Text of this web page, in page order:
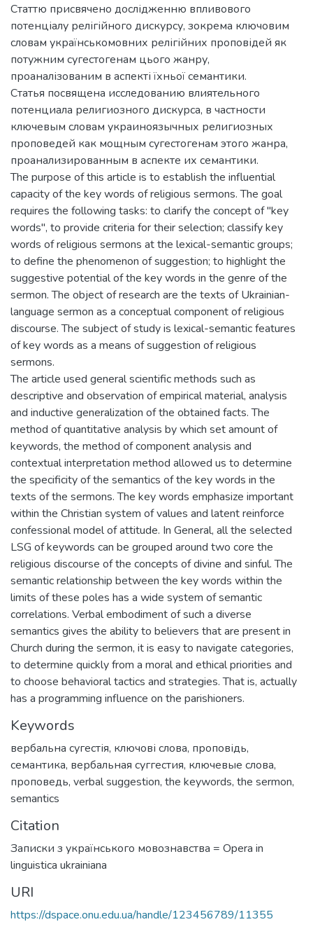
Статтю присвячено дослідженню впливового
потенціалу релігійного дискурсу, зокрема ключовим
словам українськомовних релігійних проповідей як
потужним сугестогенам цього жанру,
проаналізованим в аспекті їхньої семантики.
Статья посвящена исследованию влиятельного
потенциала религиозного дискурса, в частности
ключевым словам украиноязычных религиозных
проповедей как мощным сугестогенам этого жанра,
проанализированным в аспекте их семантики.
The purpose of this article is to establish the influential
capacity of the key words of religious sermons. The goal
requires the following tasks: to clarify the concept of "key
words", to provide criteria for their selection; classify key
words of religious sermons at the lexical-semantic groups;
to define the phenomenon of suggestion; to highlight the
suggestive potential of the key words in the genre of the
sermon. The object of research are the texts of Ukrainian-
language sermon as a conceptual component of religious
discourse. The subject of study is lexical-semantic features
of key words as a means of suggestion of religious
sermons.
The article used general scientific methods such as
descriptive and observation of empirical material, analysis
and inductive generalization of the obtained facts. The
method of quantitative analysis by which set amount of
keywords, the method of component analysis and
contextual interpretation method allowed us to determine
the specificity of the semantics of the key words in the
texts of the sermons. The key words emphasize important
within the Christian system of values and latent reinforce
confessional model of attitude. In General, all the selected
LSG of keywords can be grouped around two core the
religious discourse of the concepts of divine and sinful. The
semantic relationship between the key words within the
limits of these poles has a wide system of semantic
correlations. Verbal embodiment of such a diverse
semantics gives the ability to believers that are present in
Church during the sermon, it is easy to navigate categories,
to determine quickly from a moral and ethical priorities and
to choose behavioral tactics and strategies. That is, actually
has a programming influence on the parishioners.
Keywords
вербальна сугестія, ключові слова, проповідь,
семантика, вербальная суггестия, ключевые слова,
проповедь, verbal suggestion, the keywords, the sermon,
semantics
Citation
Записки з українського мовознавства = Opera in
linguistica ukrainiana
URI
https://dspace.onu.edu.ua/handle/123456789/11355